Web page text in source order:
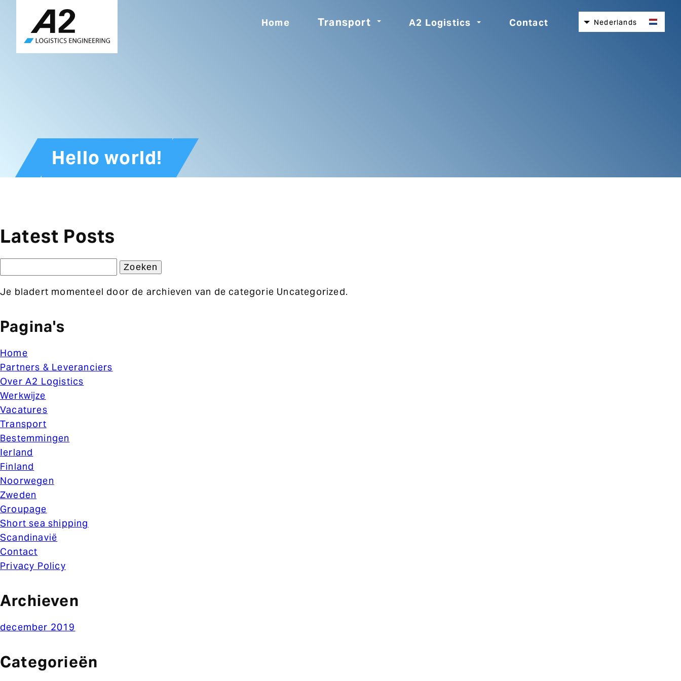
Home Transport A2 Logistics Contact Nederlands
Hello world!
Latest Posts
naar:
Je bladert momenteel door de archieven van de categorie Uncategorized.
Pagina's
Home
Partners & Leveranciers
Over A2 Logistics
Werkwijze
Vacatures
Transport
Bestemmingen
Ierland
Finland
Noorwegen
Zweden
Groupage
Short sea shipping
Scandinavië
Contact
Privacy Policy
Archieven
december 2019
Categorieën